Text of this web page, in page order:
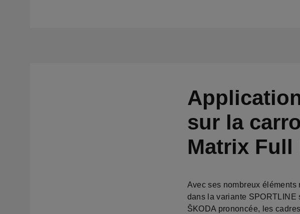
sur la
Matrix Full
Avec ses nombreux
dans la variante
ŠKODA prononcée, les